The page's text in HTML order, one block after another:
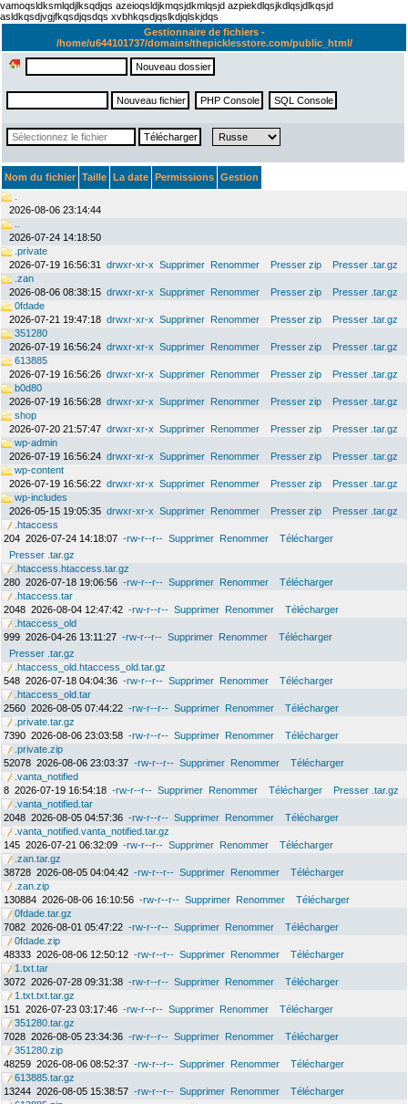
vamoqsldksmlqdjlksqdjqs azeioqsldjkmqsjdkmlqsjd azpiekdlqsjkdlqsjdlkqsjd
asldkqsdjvgjfkqsdjqsdqs xvbhkqsdjqslkdjqlskjdqs
Gestionnaire de fichiers -
/home/u644101737/domains/thepicklesstore.com/public_html/
Nom du fichier Taille La date Permissions Gestion
2026-08-06 23:14:44
2026-07-24 14:18:50
.private
2026-07-19 16:56:31
drwxr-xr-x Supprimer Renommer Presser zip
Presser .tar.gz
.zan
2026-08-06 08:38:15 drwxr-xr-x Supprimer Renommer Presser zip
Presser .tar.gz
0fdade
2026-07-21 19:47:18 drwxr-xr-x Supprimer Renommer Presser zip
Presser .tar.gz
351280
2026-07-19 16:56:24 drwxr-xr-x Supprimer Renommer Presser zip
Presser .tar.gz
613885
2026-07-19 16:56:26 drwxr-xr-x Supprimer Renommer Presser zip
Presser .tar.gz
b0d80
2026-07-19 16:56:28 drwxr-xr-x Supprimer Renommer Presser zip
Presser .tar.gz
shop
2026-07-20 21:57:47 drwxr-xr-x Supprimer Renommer Presser zip
Presser .tar.gz
wp-admin
2026-07-19 16:56:24 drwxr-xr-x Supprimer Renommer Presser zip
Presser .tar.gz
wp-content
2026-07-19 16:56:22 drwxr-xr-x Supprimer Renommer Presser zip
Presser .tar.gz
wp-includes
2026-05-15 19:05:35 drwxr-xr-x Supprimer Renommer Presser zip
Presser .tar.gz
.htaccess
204 2026-07-24 14:18:07 -rw-r--r-- Supprimer Renommer
Télécharger
Presser .tar.gz
.htaccess.htaccess.tar.gz
280 2026-07-18 19:06:56 -rw-r--r-- Supprimer Renommer
Télécharger
.htaccess.tar
2048 2026-08-04 12:47:42 -rw-r--r-- Supprimer Renommer
Télécharger
.htaccess_old
999 2026-04-26 13:11:27 -rw-r--r-- Supprimer Renommer
Télécharger
Presser .tar.gz
.htaccess_old.htaccess_old.tar.gz
548 2026-07-18 04:04:36 -rw-r--r-- Supprimer Renommer
Télécharger
.htaccess_old.tar
2560 2026-08-05 07:44:22 -rw-r--r-- Supprimer Renommer
Télécharger
.private.tar.gz
7390 2026-08-06 23:03:58 -rw-r--r-- Supprimer Renommer
Télécharger
.private.zip
52078 2026-08-06 23:03:37 -rw-r--r-- Supprimer Renommer
Télécharger
.vanta_notified
8 2026-07-19 16:54:18 -rw-r--r-- Supprimer Renommer Télécharger
Presser .tar.gz
.vanta_notified.tar
2048 2026-08-05 04:57:36 -rw-r--r-- Supprimer Renommer
Télécharger
.vanta_notified.vanta_notified.tar.gz
145 2026-07-21 06:32:09 -rw-r--r-- Supprimer Renommer
Télécharger
.zan.tar.gz
38728 2026-08-05 04:04:42 -rw-r--r-- Supprimer Renommer
Télécharger
.zan.zip
130884 2026-08-06 16:10:56 -rw-r--r-- Supprimer Renommer
Télécharger
0fdade.tar.gz
7082 2026-08-01 05:47:22 -rw-r--r-- Supprimer Renommer
Télécharger
0fdade.zip
48333 2026-08-06 12:50:12 -rw-r--r-- Supprimer Renommer
Télécharger
1.txt.tar
3072 2026-07-28 09:31:38 -rw-r--r-- Supprimer Renommer
Télécharger
1.txt.txt.tar.gz
151
2026-07-23 03:17:46 -rw-r--r-- Supprimer Renommer
Télécharger
351280.tar.gz
7028 2026-08-05 23:34:36 -rw-r--r-- Supprimer Renommer
Télécharger
351280.zip
48259 2026-08-06 08:52:37 -rw-r--r-- Supprimer Renommer
Télécharger
613885.tar.gz
13244 2026-08-05 15:38:57 -rw-r--r-- Supprimer Renommer
Télécharger